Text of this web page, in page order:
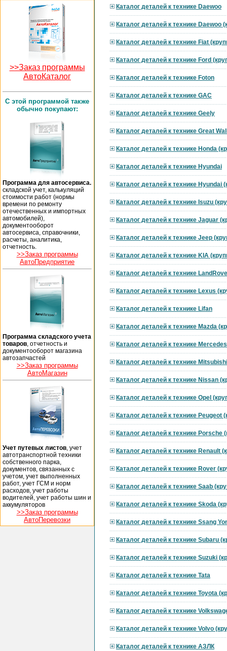
>>Заказ программы
АвтоКаталог
C этой программой также
обычно покупают:
Программа для автосервиса.
складской учет, калькуляций
стоимости работ (нормы
времени по ремонту
отечественных и импортных
автомобилей),
документооборот
автосервиса, справочники,
расчеты, аналитика,
отчетность.
>>Заказ программы
АвтоПредприятие
Программа складского учета
товаров , отчетность и
документооборот магазина
автозапчастей
>>Заказ программы
АвтоМагазин
Учет путевых листов , учет
автотранспортной техники
собственного парка,
документов, связанных с
учетом, учет выполненных
работ, учет ГСМ и норм
расходов, учет работы
водителей, учет работы шин и
аккумуляторов
>>Заказ программы
АвтоПеревозки
Каталог деталей к технике Daewoo
Каталог деталей к технике Daewoo
Каталог деталей к технике Fiat
Каталог деталей к технике Ford
Каталог деталей к технике Foton
Каталог деталей к технике GAC
Каталог деталей к технике Geely
Каталог деталей к технике Great
Каталог деталей к технике Honda
Каталог деталей к технике Hyundai
Каталог деталей к технике Hyundai
Каталог деталей к технике Isuzu
Каталог деталей к технике Jaguar
Каталог деталей к технике Jeep
Каталог деталей к технике KIA
Каталог деталей к технике
Каталог деталей к технике Lexus
Каталог деталей к технике Lifan
Каталог деталей к технике Mazda
Каталог деталей к технике
Каталог деталей к технике
Каталог деталей к технике Nissan
Каталог деталей к технике Opel
Каталог деталей к технике Peugeot
Каталог деталей к технике Porsche
Каталог деталей к технике Renault
Каталог деталей к технике Rover
Каталог деталей к технике Saab
Каталог деталей к технике Skoda
Каталог деталей к технике Ssang
Каталог деталей к технике Subaru
Каталог деталей к технике Suzuki
Каталог деталей к технике Tata
Каталог деталей к технике Toyota
Каталог деталей к технике
Каталог деталей к технике Volvo
Каталог деталей к технике АЗЛК